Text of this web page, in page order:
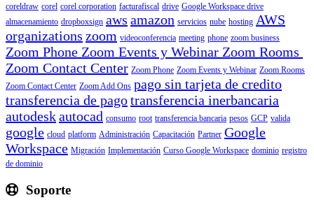
coreldraw corel corel corporation facturafiscal drive Google Workspace drive
almacenamiento dropboxsign aws amazon servicios nube hosting AWS
organizations zoom videoconferencia meeting phone zoom business
Zoom Phone Zoom Events y Webinar Zoom Rooms
Zoom Contact Center Zoom Phone Zoom Events y Webinar Zoom Rooms
Zoom Contact Center Zoom Add Ons pago sin tarjeta de credito
transferencia de pagotransferencia inerbancaria
autodeskautocad consumo root transferencia bancaria pesos GCP valida
google cloud platform Administración Capacitación Partner Google
Workspace Migración Implementación Curso Google Workspace dominio registro
de dominio
Soporte